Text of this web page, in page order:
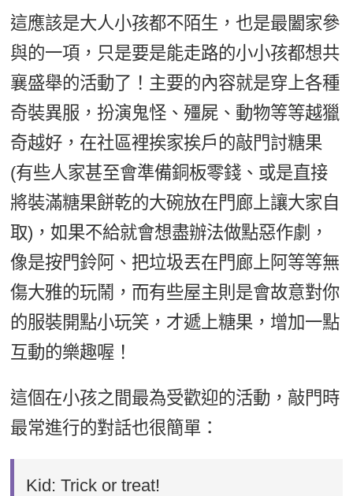
這應該是大人小孩都不陌生，也是最闔家參
與的一項，只是要是能走路的小小孩都想共
襄盛舉的活動了！主要的內容就是穿上各種
奇裝異服，扮演鬼怪、殭屍、動物等等越獵
奇越好，在社區裡挨家挨戶的敲門討糖果
(有些人家甚至會準備銅板零錢、或是直接
將裝滿糖果餅乾的大碗放在門廊上讓大家自
取)，如果不給就會想盡辦法做點惡作劇，
像是按門鈴阿、把垃圾丟在門廊上阿等等無
傷大雅的玩鬧，而有些屋主則是會故意對你
的服裝開點小玩笑，才遞上糖果，增加一點
互動的樂趣喔！
這個在小孩之間最為受歡迎的活動，敲門時
最常進行的對話也很簡單：
Kid: Trick or treat!